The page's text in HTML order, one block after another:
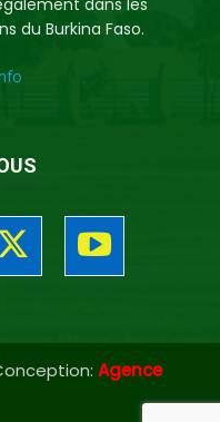
dans les
du Burkina Faso.
Agence